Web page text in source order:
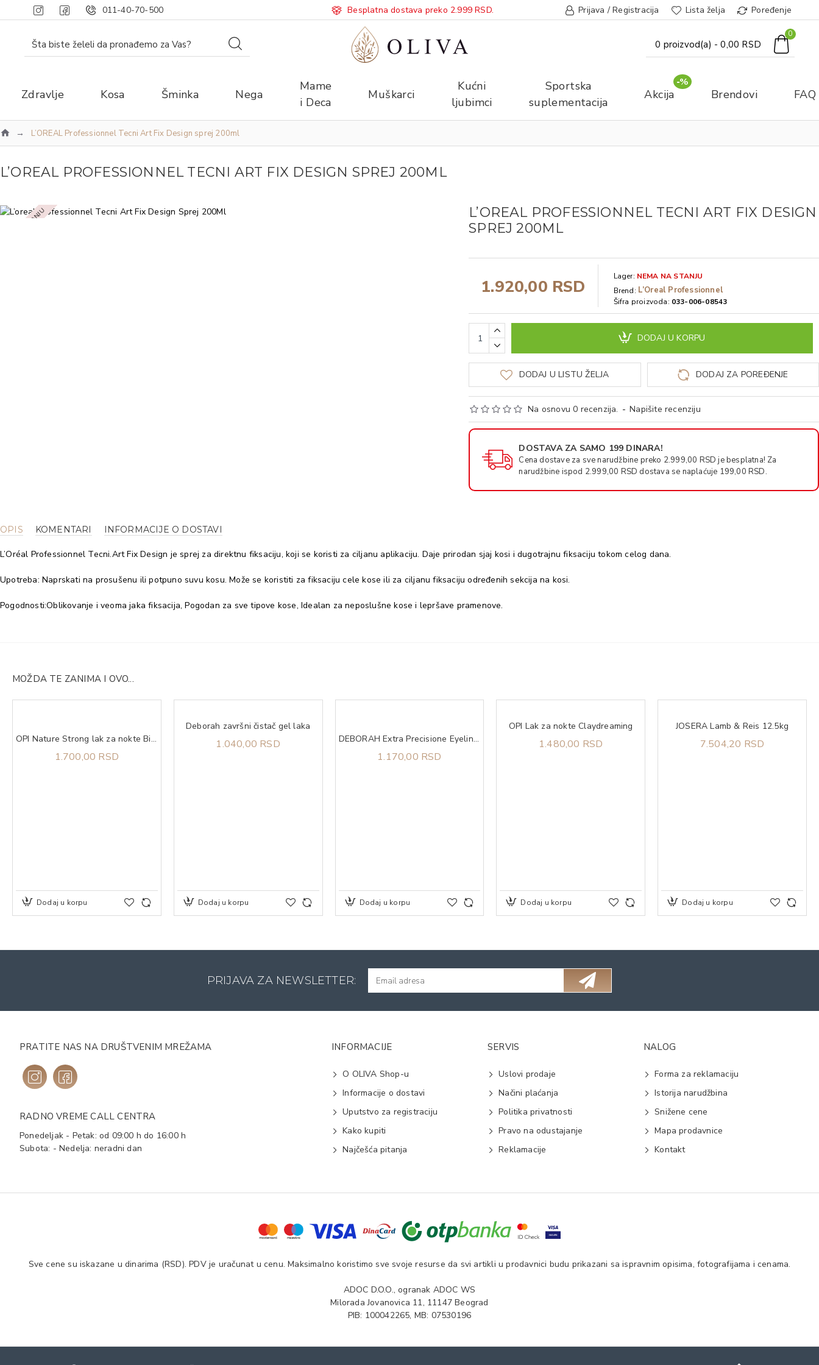
011-40-70-500 Besplatna dostava preko 2.999 RSD. Prijava / Registracija Lista želja Poređenje
0 proizvod(a) - 0,00 RSD
0
Zdravlje Kosa Šminka Nega
Mame
i Deca
Muškarci
Kućni
ljubimci
Sportska
suplementacija
Akcija
-%
Brendovi FAQ
L’OREAL Professionnel Tecni Art Fix Design sprej 200ml
L’OREAL PROFESSIONNEL TECNI ART FIX DESIGN SPREJ 200ML
NEMA NA STANJU
L’OREAL PROFESSIONNEL TECNI ART FIX DESIGN
SPREJ 200ML
Na osnovu 0 recenzija. - Napišite recenziju
1.920,00 RSD Lager: NEMA NA STANJU
Brend: L’Oreal Professionnel
Šifra proizvoda: 033-006-08543
DODAJ U KORPU
DODAJ U LISTU ŽELJA DODAJ ZA POREĐENJE
DOSTAVA ZA SAMO 199 DINARA!
Cena dostave za sve narudžbine preko 2.999,00 RSD je besplatna! Za
narudžbine ispod 2.999,00 RSD dostava se naplaćuje 199,00 RSD.
OPIS KOMENTARI INFORMACIJE O DOSTAVI
L’Oréal Professionnel Tecni.Art Fix Design je sprej za direktnu fiksaciju, koji se koristi za ciljanu aplikaciju. Daje prirodan sjaj kosi i dugotrajnu fiksaciju tokom celog dana.
Upotreba: Naprskati na prosušenu ili potpuno suvu kosu. Može se koristiti za fiksaciju cele kose ili za ciljanu fiksaciju određenih sekcija na kosi.
Pogodnosti:Oblikovanje i veoma jaka fiksacija, Pogodan za sve tipove kose, Idealan za neposlušne kose i lepršave pramenove.
MOŽDA TE ZANIMA I OVO...
OPI Nature Strong lak za nokte Big Bluetiful Planet
1.700,00 RSD
Dodaj u korpu
Deborah završni čistač gel laka
1.040,00 RSD
Dodaj u korpu
DEBORAH Extra Precisione Eyeliner black
1.170,00 RSD
Dodaj u korpu
OPI Lak za nokte Claydreaming
1.480,00 RSD
Dodaj u korpu
JOSERA Lamb & Reis 12.5kg
7.504,20 RSD
Dodaj u korpu
PRIJAVA ZA NEWSLETTER:
PRATITE NAS NA DRUŠTVENIM MREŽAMA
RADNO VREME CALL CENTRA
Ponedeljak - Petak: od 09:00 h do 16:00 h
Subota: - Nedelja: neradni dan
INFORMACIJE
O OLIVA Shop-u
Informacije o dostavi
Uputstvo za registraciju
Kako kupiti
Najčešća pitanja
SERVIS
Uslovi prodaje
Načini plaćanja
Politika privatnosti
Pravo na odustajanje
Reklamacije
NALOG
Forma za reklamaciju
Istorija narudžbina
Snižene cene
Mapa prodavnice
Kontakt
Sve cene su iskazane u dinarima (RSD). PDV je uračunat u cenu. Maksimalno koristimo sve svoje resurse da svi artikli u prodavnici budu prikazani sa ispravnim opisima, fotografijama i cenama.
ADOC D.O.O., ogranak ADOC WS
Milorada Jovanovica 11, 11147 Beograd
PIB: 100042265, MB: 07530196